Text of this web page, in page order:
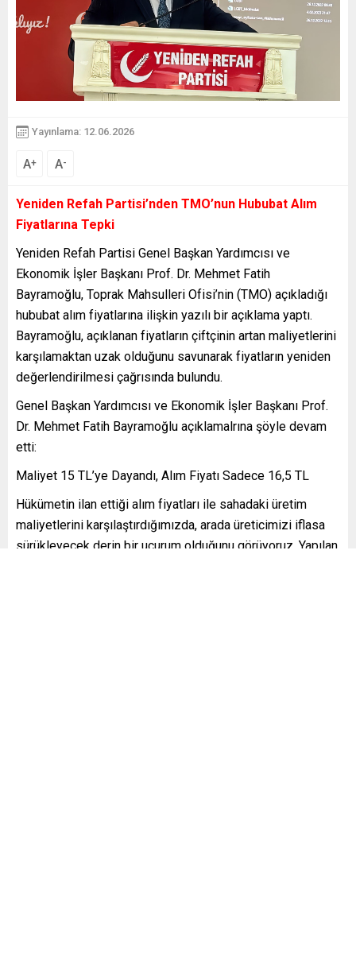
Yayınlama: 12.06.2026
A+ A-
Yeniden Refah Partisi’nden TMO’nun Hububat Alım
Fiyatlarına Tepki
Yeniden Refah Partisi Genel Başkan Yardımcısı ve
Ekonomik İşler Başkanı Prof. Dr. Mehmet Fatih
Bayramoğlu, Toprak Mahsulleri Ofisi’nin (TMO) açıkladığı
hububat alım fiyatlarına ilişkin yazılı bir açıklama yaptı.
Bayramoğlu, açıklanan fiyatların çiftçinin artan maliyetlerini
karşılamaktan uzak olduğunu savunarak fiyatların yeniden
değerlendirilmesi çağrısında bulundu.
Genel Başkan Yardımcısı ve Ekonomik İşler Başkanı Prof.
Dr. Mehmet Fatih Bayramoğlu açıklamalrına şöyle devam
etti:
Maliyet 15 TL’ye Dayandı, Alım Fiyatı Sadece 16,5 TL
Hükümetin ilan ettiği alım fiyatları ile sahadaki üretim
maliyetlerini karşılaştırdığımızda, arada üreticimizi iflasa
sürükleyecek derin bir uçurum olduğunu görüyoruz. Yapılan